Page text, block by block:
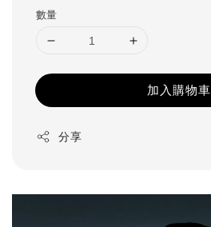
數量
加入購物車
分享